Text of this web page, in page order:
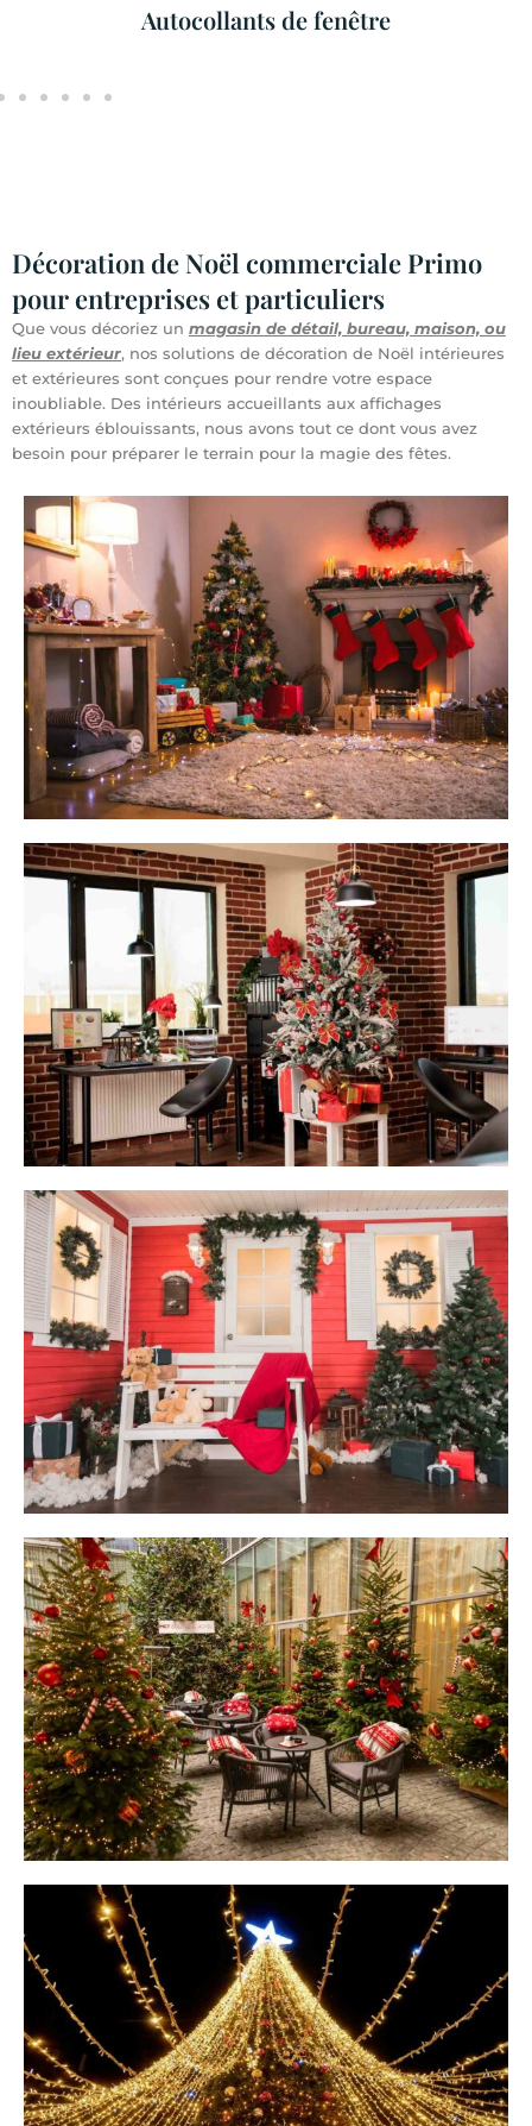
Autocollants de fenêtre
Décoration de Noël commerciale Primo
pour entreprises et particuliers
Que vous décoriez un magasin de détail, bureau, maison, ou
lieu extérieur, nos solutions de décoration de Noël intérieures
et extérieures sont conçues pour rendre votre espace
inoubliable. Des intérieurs accueillants aux affichages
extérieurs éblouissants, nous avons tout ce dont vous avez
besoin pour préparer le terrain pour la magie des fêtes.